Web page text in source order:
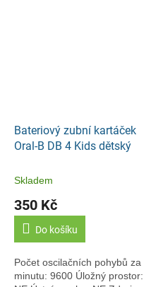
Bateriový zubní kartáček
Oral-B DB 4 Kids dětský
Skladem
350 Kč
Do košíku
Počet oscilačních pohybů za
minutu: 9600 Úložný prostor: